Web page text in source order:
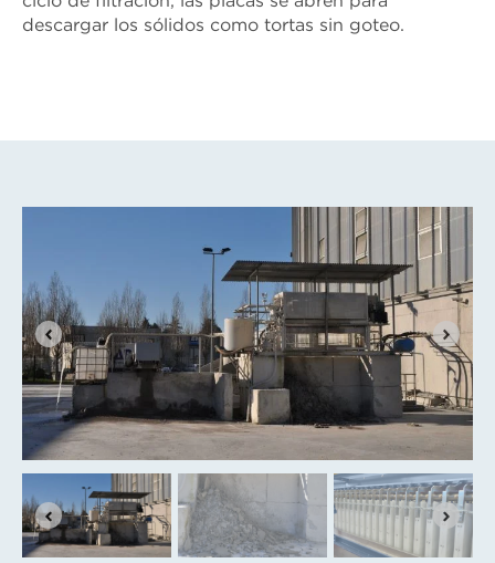
descargar los sólidos como tortas sin goteo.